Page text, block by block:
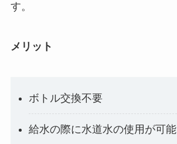
す。
メリット
ボトル交換不要
給水の際に水道水の使用が可能